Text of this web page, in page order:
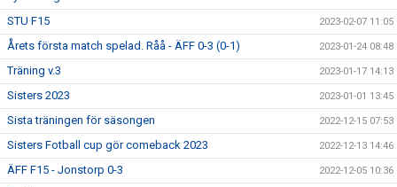
STU F15 2023-02-07 11:05
Årets första match spelad. Råå - ÄFF 0-3 (0-1) 2023-01-24 08:48
Träning v.3 2023-01-17 14:13
Sisters 2023 2023-01-01 13:45
Sista träningen för säsongen 2022-12-15 07:53
Sisters Fotball cup gör comeback 2023 2022-12-13 14:46
ÄFF F15 - Jonstorp 0-3 2022-12-05 10:36